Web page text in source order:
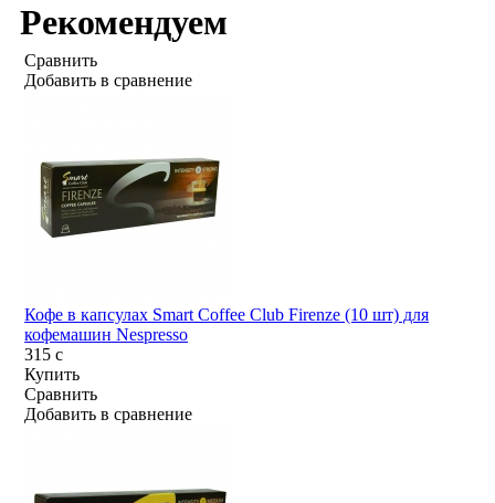
Рекомендуем
Сравнить
Добавить в сравнение
Кофе в капсулах Smart Coffee Club Firenze (10 шт) для
кофемашин Nespresso
315c
Купить
Сравнить
Добавить в сравнение